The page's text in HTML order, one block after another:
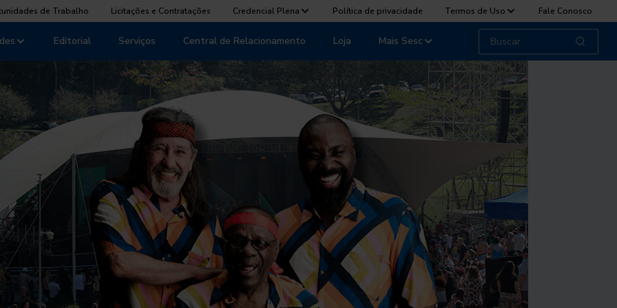
de Trabalho Licitações e Contratações Credencial Plena Política de privacidade Termos de Uso Fale Conosco
Editorial Serviços Central de Relacionamento Loja Mais Sesc